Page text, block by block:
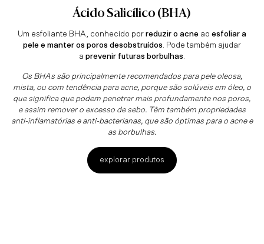
Ácido Salicílico (BHA)
Um esfoliante BHA, conhecido por reduzir o acne ao esfoliar a
pele e manter os poros desobstruídos. Pode também ajudar
a prevenir futuras borbulhas.
Os BHAs são principalmente recomendados para pele oleosa,
mista, ou com tendência para acne, porque são solúveis em óleo, o
que significa que podem penetrar mais profundamente nos poros,
e assim remover o excesso de sebo. Têm também propriedades
anti-inflamatórias e anti-bacterianas, que são óptimas para o acne e
as borbulhas.
explorar produtos